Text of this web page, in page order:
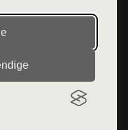
en række
produkter fra
fra denne side - vi